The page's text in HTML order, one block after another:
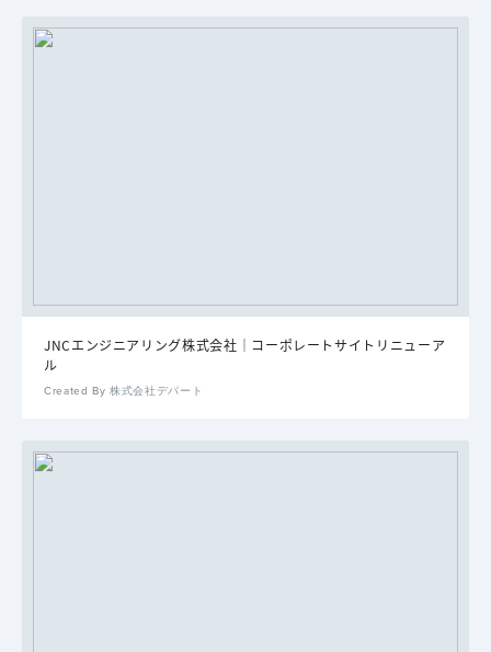
JNCエンジニアリング株式会社｜コーポレートサイトリニューア
ル
Created By 株式会社デパート